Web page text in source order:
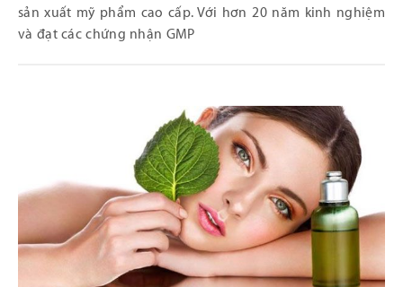
sản xuất mỹ phẩm cao cấp. Với hơn 20 năm kinh nghiệm
và đạt các chứng nhận GMP